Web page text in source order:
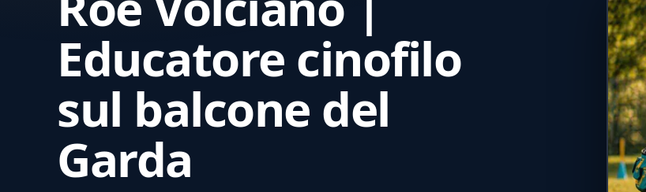
Educatore cinofilo
sul balcone del
Garda